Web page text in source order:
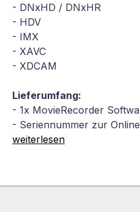
- DNxHD / DNxHR
- HDV
- IMX
- XAVC
- XDCAM
Lieferumfang:
- 1x MovieRecorder
- Seriennummer zur
weiterlesen